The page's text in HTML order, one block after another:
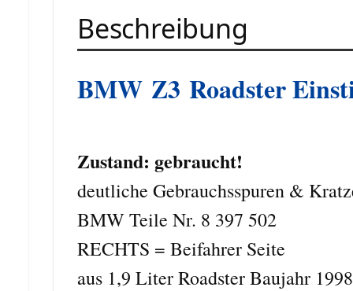
Beschreibung
BMW Z3 Roadster
Zustand: gebraucht!
deutliche Gebrauchsspuren &
BMW Teile Nr. 8 397 502
RECHTS = Beifahrer Seite
aus 1,9 Liter Roadster Baujahr 1998